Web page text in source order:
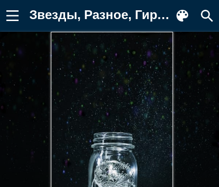
Звезды, Разное, Гирлянды, Блеск Фотография